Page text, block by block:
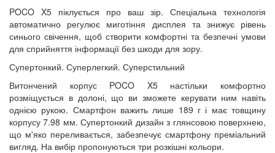
POCO X5 піклується про ваш зір. Спеціальна технологія
автоматично регулює миготіння дисплея та знижує рівень
синього свічення, щоб створити комфортні та безпечні умови
для сприйняття інформації без шкоди для зору.
Супертонкий. Суперлегкий. Суперстильний
Витончений корпус POCO X5 настільки комфортно
розміщується в долоні, що ви зможете керувати ним навіть
однією рукою. Смартфон важить лише 189 г і має товщину
корпусу 7.98 мм. Супертонкий дизайн з глянсовою поверхнею,
що м'яко переливається, забезпечує смартфону преміальний
вигляд. На вибір пропонуються три розкішні кольори.